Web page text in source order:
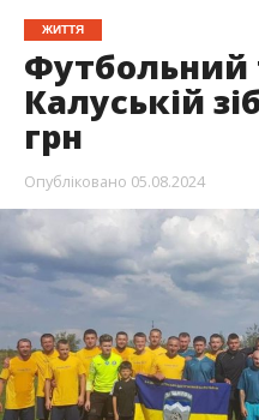
ЖИТТЯ
Футбольний
Калуській
грн
Опубліковано 05.08.2024